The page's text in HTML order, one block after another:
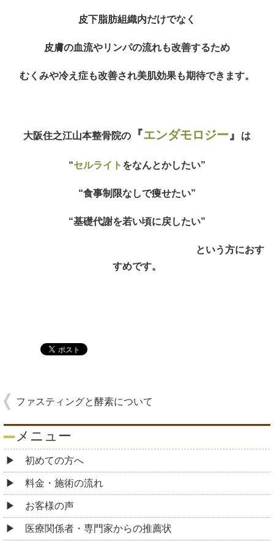
皮下脂肪組織内だけでなく
皮膚の血流やリンパの流れも改善するため
むくみや冷え症も改善され美肌効果も期待できます。
大阪住之江山本整骨院の 『エンダモロジー』 は
“セルライト をなんとかしたい”
“食事制限なしで痩せたい”
“基礎代謝を若い頃に戻したい”
という方におす
すめです。
ファスティングと酵素について
メニュー
初めての方へ
料金・施術の流れ
お客様の声
医療関係者・専門家からの推薦状